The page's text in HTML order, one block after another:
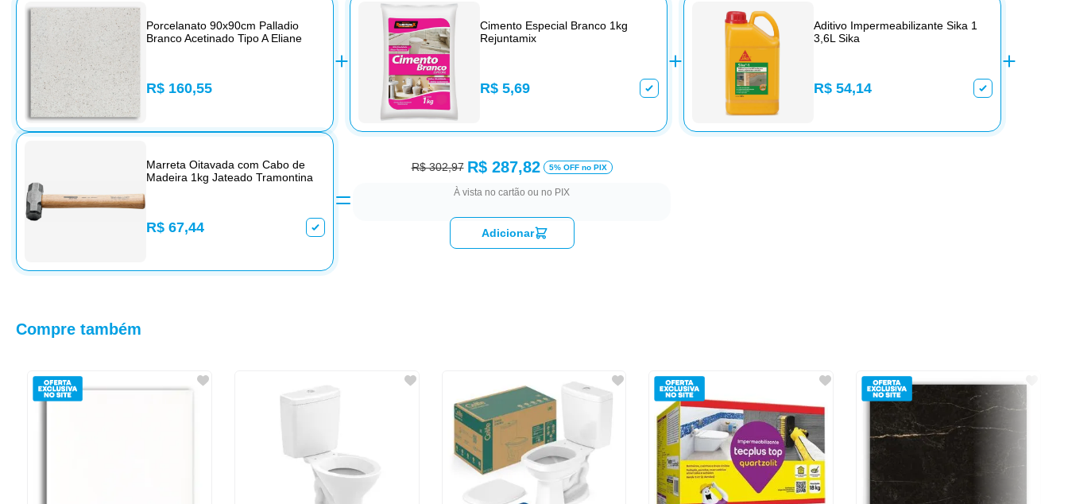
Porcelanato 90x90cm Palladio
Branco Acetinado Tipo A Eliane
R$ 160,55
Cimento Especial Branco 1kg
Rejuntamix
R$ 5,69
Aditivo Impermeabilizante Sika 1
3,6L Sika
R$ 54,14
Marreta Oitavada com Cabo de
Madeira 1kg Jateado Tramontina
R$ 67,44
R$ 302,97 R$ 287,82 5% OFF no PIX
À vista no cartão ou no PIX
Adicionar
Compre também